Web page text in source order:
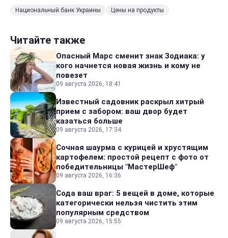
Национальный банк Украины Цены на продукты
Читайте также
Опасный Марс сменит знак Зодиака: у
кого начнется новая жизнь и кому не
повезет
09 августа 2026, 18:41
Известный садовник раскрыл хитрый
прием с забором: ваш двор будет
казаться больше
09 августа 2026, 17:34
Сочная шаурма с курицей и хрустящим
картофелем: простой рецепт с фото от
победительницы "МастерШеф"
09 августа 2026, 16:36
Сода ваш враг: 5 вещей в доме, которые
категорически нельзя чистить этим
популярным средством
09 августа 2026, 15:55